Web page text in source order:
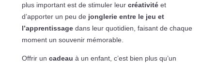
plus important est de stimuler leur créativitéet
d’apporter un peu de jonglerie entre le jeu et
l’apprentissagedans leur quotidien, faisant de chaque
moment un souvenir mémorable.
Offrir un cadeau à un enfant, c’est bien plus qu’un